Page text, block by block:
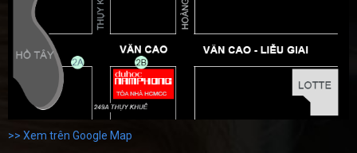
>> Xem trên Google Map